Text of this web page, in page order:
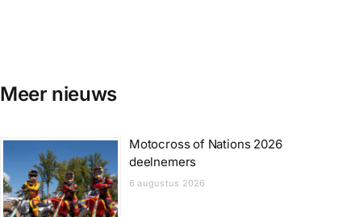
Meer nieuws
Motocross of Nations 2026
deelnemers
6 augustus 2026